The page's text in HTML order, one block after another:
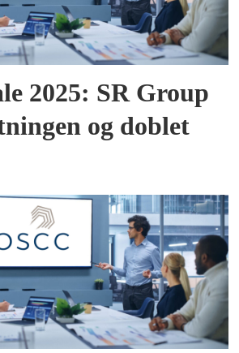
2025: SR Group
og doblet